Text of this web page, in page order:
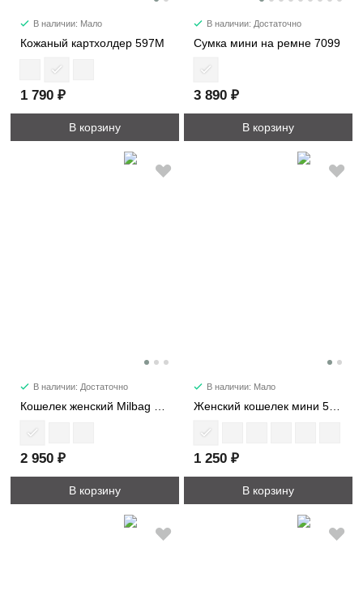
В наличии: Мало
Кожаный картхолдер 597M
1 790 ₽
В корзину
В наличии: Достаточно
Сумка мини на ремне 7099
3 890 ₽
В корзину
В наличии: Достаточно
Кошелек женский Milbag 1017
2 950 ₽
В корзину
В наличии: Мало
Женский кошелек мини 507M
1 250 ₽
В корзину